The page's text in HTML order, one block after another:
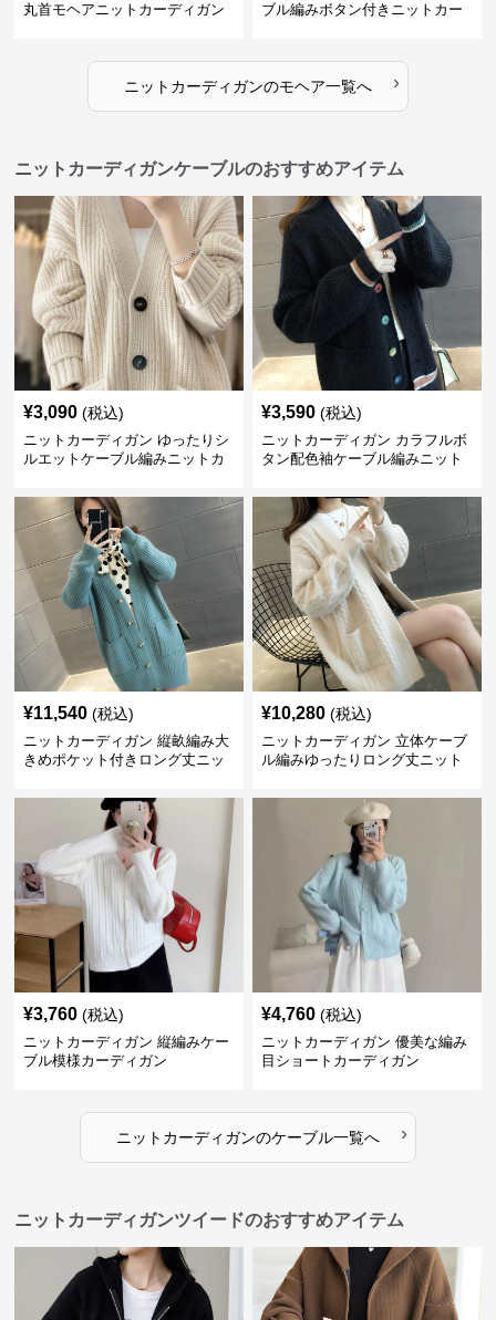
丸首モヘアニットカーディガン
ブル編みボタン付きニットカー
ニットカーディガンのモヘア一覧へ ›
ニットカーディガンケーブルのおすすめアイテム
¥3,090 (税込)
ニットカーディガン ゆったりシ
ルエットケーブル編みニットカ
¥3,590 (税込)
ニットカーディガン カラフルボ
タン配色袖ケーブル編みニット
¥11,540 (税込)
ニットカーディガン 縦畝編み大
きめポケット付きロング丈ニッ
¥10,280 (税込)
ニットカーディガン 立体ケーブ
ル編みゆったりロング丈ニット
¥3,760 (税込)
ニットカーディガン 縦編みケー
ブル模様カーディガン
¥4,760 (税込)
ニットカーディガン 優美な編み
目ショートカーディガン
ニットカーディガンのケーブル一覧へ ›
ニットカーディガンツイードのおすすめアイテム